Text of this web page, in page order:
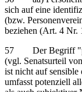
sich auf eine
(bzw.
beziehen (Art. 4 Nr.
57 Der Begriff
(vgl. Senatsurteil
ist nicht auf sensible
umfasst potenziell